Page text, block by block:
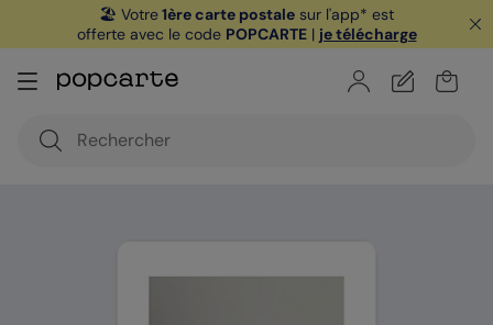
🏖️ Votre1ère carte postale sur l'app* est
offerte avec le code POPCARTE| je télécharge